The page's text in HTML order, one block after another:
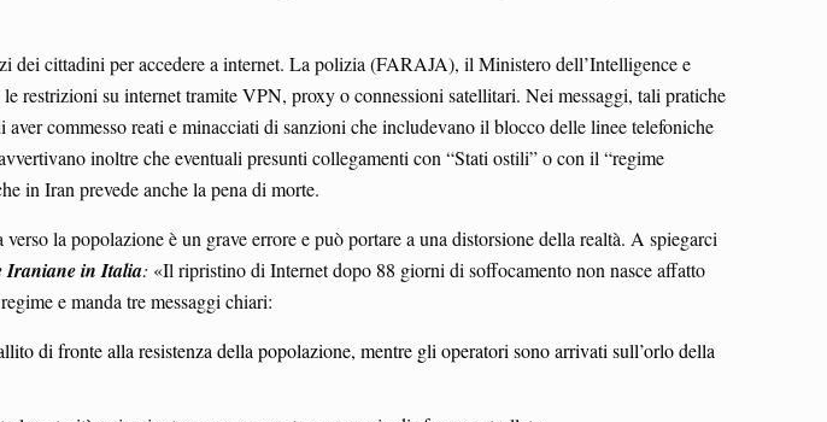
dei cittadini per accedere a internet. La polizia (FARAJA), il Ministero dell’Intelligence e
restrizioni su internet tramite VPN, proxy o connessioni satellitari. Nei messaggi, tali pratiche
commesso reati e minacciati di sanzioni che includevano il blocco delle linee telefoniche
inoltre che eventuali presunti collegamenti con “Stati ostili” o con il “regime
in Iran prevede anche la pena di morte.
la popolazione è un grave errore e può portare a una distorsione della realtà. A spiegarci
Iraniane in Italia: «Il ripristino di Internet dopo 88 giorni di soffocamento non nasce affatto
e manda tre messaggi chiari:
di fronte alla resistenza della popolazione, mentre gli operatori sono arrivati sull’orlo della